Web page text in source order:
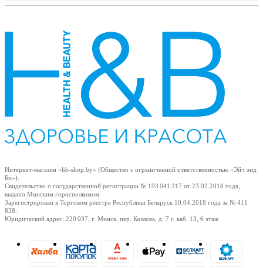
Интернет-магазин «hb-shop.by» (Общество с ограниченной ответственностью «Эйч энд
Би»).
Свидетельство о государственной регистрации № 193 041 317 от 23.02.2018 года,
выдано Минским горисполкомом.
Зарегистрирован в Торговом реестре Республики Беларусь 10.04.2018 года за № 411
838.
Юридический адрес: 220 037, г. Минск, пер. Козлова, д. 7 г, каб. 13, 6 этаж